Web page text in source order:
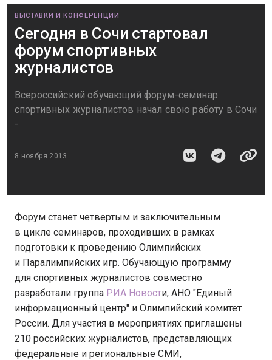
ВЫСТАВКИ И КОНФЕРЕНЦИИ
Сегодня в Сочи стартовал
форум спортивных
журналистов
Всероссийский обучающий форум-семинар
спортивных журналистов начал свою работу в Сочи
-
8 ноября 2013
Форум станет четвертым и заключительным
в цикле семинаров, проходивших в рамках
подготовки к проведению Олимпийских
и Паралимпийских игр. Обучающую программу
для спортивных журналистов совместно
разработали группа РИА Новости, АНО "Единый
информационный центр" и Олимпийский комитет
России. Для участия в мероприятиях приглашены
210 российских журналистов, представляющих
федеральные и региональные СМИ,